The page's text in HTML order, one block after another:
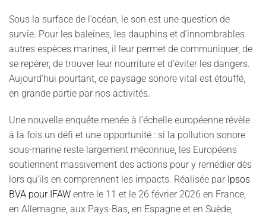
Sous la surface de l’océan, le son est une question de
survie. Pour les baleines, les dauphins et d’innombrables
autres espèces marines, il leur permet de communiquer, de
se repérer, de trouver leur nourriture et d’éviter les dangers.
Aujourd’hui pourtant, ce paysage sonore vital est étouffé,
en grande partie par nos activités.
Une nouvelle enquête menée à l’échelle européenne révèle
à la fois un défi et une opportunité : si la pollution sonore
sous-marine reste largement méconnue, les Européens
soutiennent massivement des actions pour y remédier dès
lors qu’ils en comprennent les impacts. Réalisée par Ipsos
BVA pour IFAW entre le 11 et le 26 février 2026 en France,
en Allemagne, aux Pays-Bas, en Espagne et en Suède,